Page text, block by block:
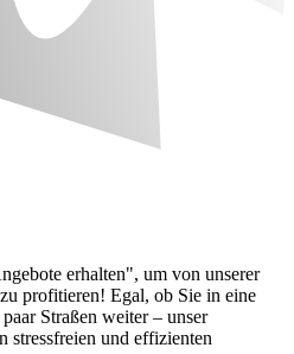
erhalten", um von unserer
profitieren! Egal, ob Sie in eine
Straßen weiter – unser
stressfreien und effizienten